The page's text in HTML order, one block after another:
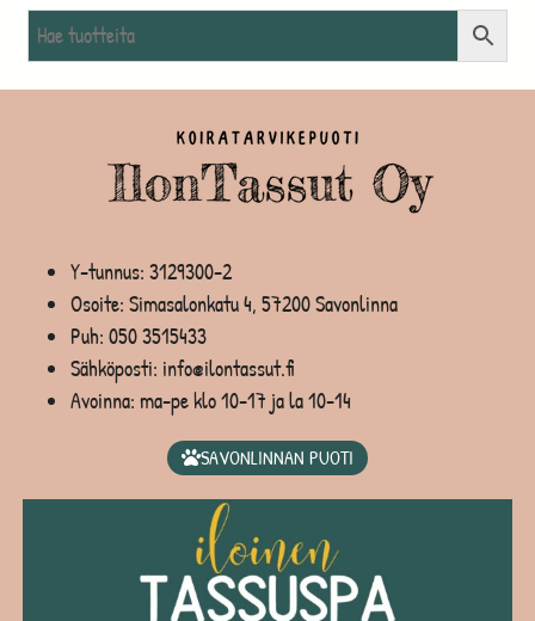
Y-tunnus: 3129300-2
Osoite: Simasalonkatu 4, 57200 Savonlinna
Puh: 050 3515433
Sähköposti: info@ilontassut.fi
Avoinna: ma-pe klo 10-17 ja la 10-14
SAVONLINNAN PUOTI